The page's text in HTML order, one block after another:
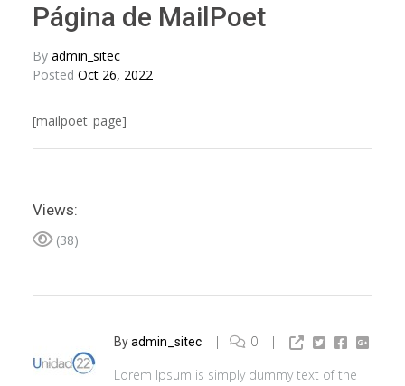
Página de MailPoet
By admin_sitec
Posted Oct 26, 2022
[mailpoet_page]
Views:
(38)
Byadmin_sitec
0
Lorem Ipsum is simply dummy text of the